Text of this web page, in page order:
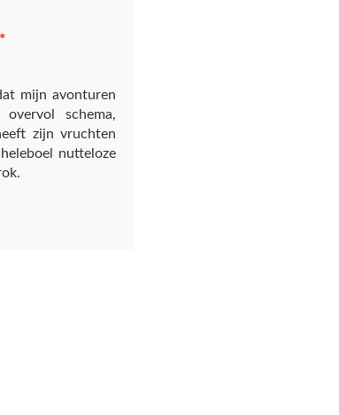
mijn avonturen
schema,
zijn vruchten
nutteloze